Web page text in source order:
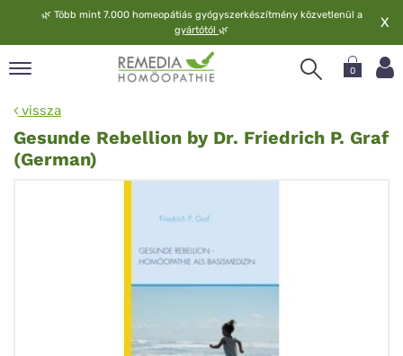
🌿 Több mint 7.000 homeopátiás gyógyszerkészítmény közvetlenül a
gyártótól 🌿 X
0
vissza
Gesunde Rebellion by Dr. Friedrich P. Graf
(German)